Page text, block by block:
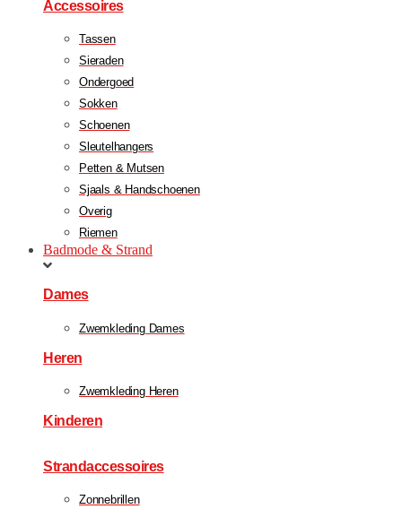
Accessoires
Tassen
Sieraden
Ondergoed
Sokken
Schoenen
Sleutelhangers
Petten & Mutsen
Sjaals & Handschoenen
Overig
Riemen
Badmode & Strand
Dames
Zwemkleding Dames
Heren
Zwemkleding Heren
Kinderen
Strandaccessoires
Zonnebrillen